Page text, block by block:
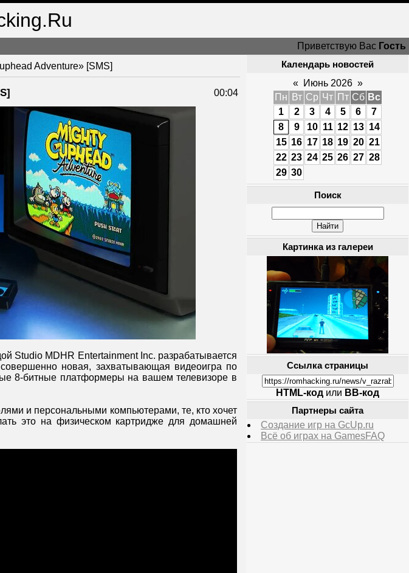
Приветствую Вас Гость
Adventure» [SMS]
00:04
Studio MDHR Entertainment Inc. разрабатывается
новая, захватывающая видеоигра по
8-битные платформеры на вашем телевизоре в
и персональными компьютерами, те, кто хочет
это на физическом картридже для домашней
Календарь новостей
« Июнь 2026 »
Пн
Вт Ср Чт Пт Сб Вс
1
2 3 4 5 6
7
8
9 10 11 12 13 14
15 16 17 18 19 20 21
22 23 24 25 26 27 28
29 30
Поиск
Картинка из галереи
Ссылка страницы
HTML-код или BB-код
Партнеры сайта
Создание игр на GcUp.ru
Всё об играх на GamesFAQ